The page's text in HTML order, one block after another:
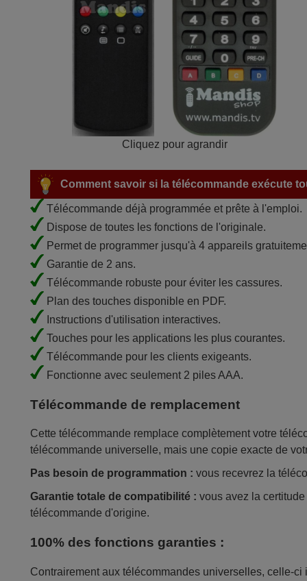
Cliquez pour agrandir
Comment savoir si la télécommande exécute
Télécommande déjà programmée et prête à l'emploi.
Dispose de toutes les fonctions de l'originale.
Permet de programmer jusqu'à 4 appareils
Garantie de 2 ans.
Télécommande robuste pour éviter les cassures.
Plan des touches disponible en PDF.
Instructions d'utilisation interactives.
Touches pour les applications les plus courantes.
Télécommande pour les clients exigeants.
Fonctionne avec seulement 2 piles AAA.
Télécommande de remplacement
Cette télécommande remplace complètement votre
télécommande universelle, mais une copie exacte de
Pas besoin de programmation : vous recevrez la
Garantie totale de compatibilité : vous avez la
télécommande d'origine.
100% des fonctions garanties :
Contrairement aux télécommandes universelles, celle-